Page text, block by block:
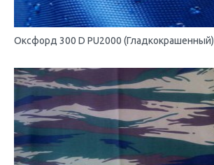
Оксфорд 300 D PU2000 (Гладкокрашенный)